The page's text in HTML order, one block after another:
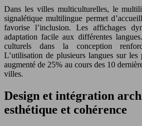
Dans les villes multiculturelles, le
signalétique multilingue permet
favorise l’inclusion. Les affichages
adaptation facile aux différentes
culturels dans la conception
L’utilisation de plusieurs langues sur les
augmenté de 25% au cours des 10
villes.
Design et intégration
esthétique et cohérence